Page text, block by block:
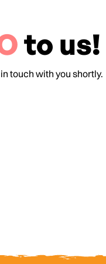
to us!
touch with you shortly.